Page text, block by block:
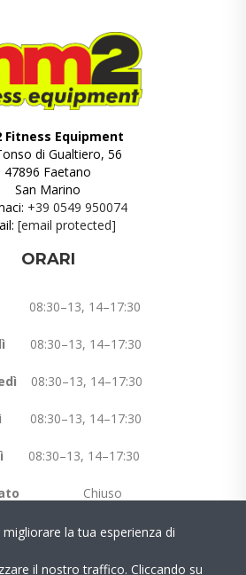
Fitness Equipment
di Gualtiero, 56
47896 Faetano
San Marino
+39 0549 950074
[email protected]
ORARI
08:30–13, 14–17:30
08:30–13, 14–17:30
08:30–13, 14–17:30
08:30–13, 14–17:30
08:30–13, 14–17:30
Chiuso
Chiuso
la tua esperienza di
il nostro traffico. Cliccando su